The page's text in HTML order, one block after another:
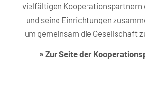
vielfältigen Kooperationspartnern
und seine Einrichtungen
um gemeinsam die Gesellschaft
»Zur Seite der